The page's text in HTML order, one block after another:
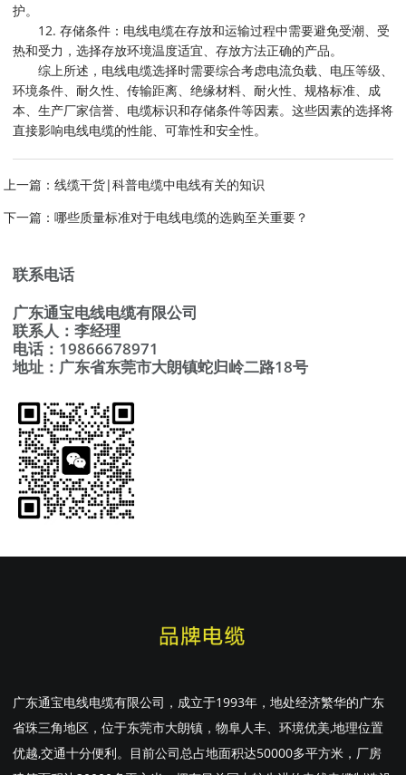
护。
12. 存储条件：电线电缆在存放和运输过程中需要避免受潮、受
热和受力，选择存放环境温度适宜、存放方法正确的产品。
综上所述，电线电缆选择时需要综合考虑电流负载、电压等级、
环境条件、耐久性、传输距离、绝缘材料、耐火性、规格标准、成
本、生产厂家信誉、电缆标识和存储条件等因素。这些因素的选择将
直接影响电线电缆的性能、可靠性和安全性。
上一篇： 线缆干货|科普电缆中电线有关的知识
下一篇： 哪些质量标准对于电线电缆的选购至关重要？
联系电话
广东通宝电线电缆有限公司
联系人：李经理
电话：19866678971
地址：广东省东莞市大朗镇蛇归岭二路18号
广东通宝电线电缆有限公司，成立于1993年，地处经济繁华的广东
省珠三角地区，位于东莞市大朗镇，物阜人丰、环境优美,地理位置
优越,交通十分便利。目前公司总占地面积达50000多平方米，厂房